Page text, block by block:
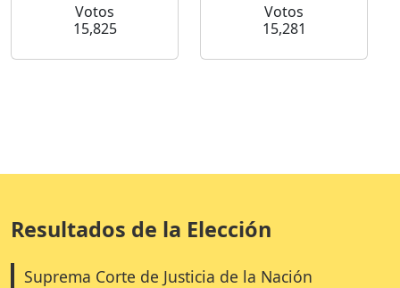
Votos
15,825
Votos
15,281
Resultados de la Elección
Suprema Corte de Justicia de la Nación